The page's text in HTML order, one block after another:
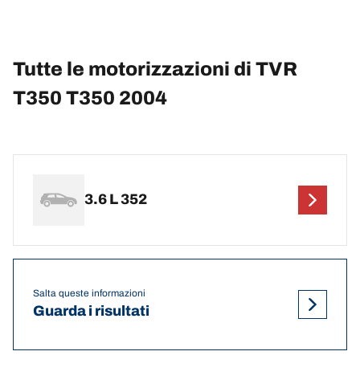
Tutte le motorizzazioni di TVR
T350 T350 2004
3.6 L 352
Salta queste informazioni
Guarda i risultati